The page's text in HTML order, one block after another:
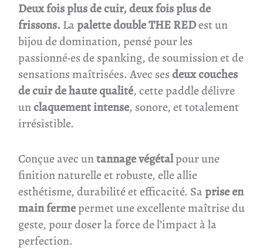
Deux fois plus de cuir, deux fois plus de
frissons. Lapalette double THE REDest un
bijou de domination, pensé pour les
passionné·es de spanking, de soumission et de
sensations maîtrisées. Avec sesdeux couches
de cuir de haute qualité, cette paddle délivre
unclaquement intense, sonore, et totalement
irrésistible.
Conçue avec untannage végétalpour une
finition naturelle et robuste, elle allie
esthétisme, durabilité et efficacité. Saprise en
main fermepermet une excellente maîtrise du
geste, pour doser la force de l’impact à la
perfection.